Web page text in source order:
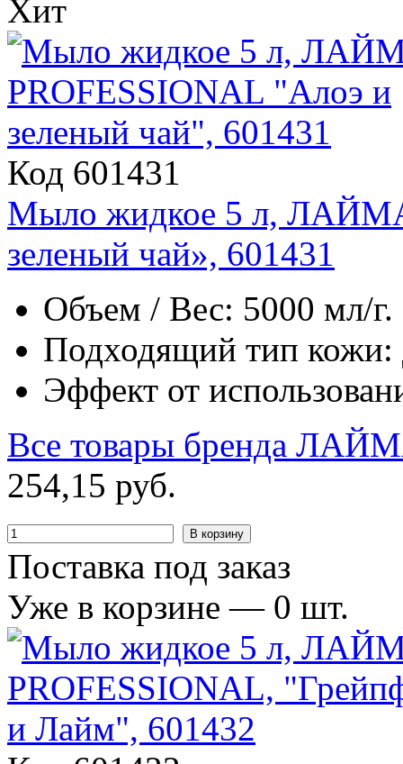
Хит
Код 601431
Мыло жидкое 5 л,
зеленый чай», 601431
Объем / Вес: 5000 мл/г.
Подходящий тип кожи:
Эффект от
Все товары бренда
254,15 руб.
В корзину
Поставка под заказ
Уже в корзине — 0 шт.